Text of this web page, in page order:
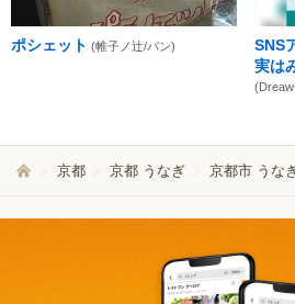
ポシェット (帷子ノ辻/パン)
SNS
実は
京都 京都 うなぎ 京都市 うな